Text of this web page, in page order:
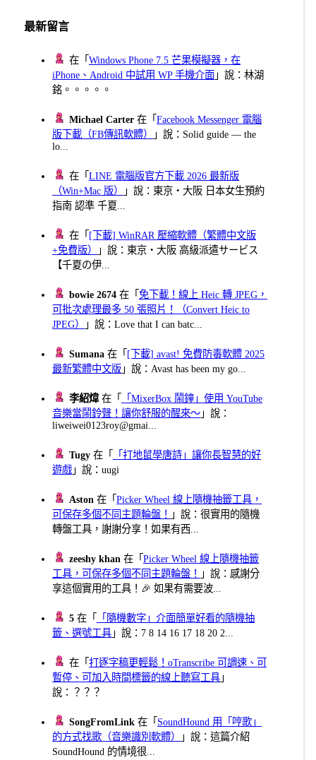
最新留言
在「Windows Phone 7.5 芒果模擬器，在
iPhone、Android 中試用 WP 手機介面 」說：林湖
銘。。。。。
Michael Carter 在「Facebook Messenger 電腦
版下載（FB傳訊軟體）
」說：Solid guide — the
lo...
在「LINE 電腦版官方下載 2026 最新版
（Win+Mac 版）
」說：東京・大阪 日本女生預約
指南 認準 千夏...
在「 [下載] WinRAR 壓縮軟體（繁體中文版
+免費版）
」說：東京・大阪 高級派遣サービス
【千夏の伊...
bowie 2674 在「免下載！線上 Heic 轉 JPEG，
可批次處理最多 50 張照片！（Convert Heic to
JPEG）
」說：Love that I can batc...
Sumana 在「 [下載] avast! 免費防毒軟體 2025
最新繁體中文版 」說：Avast has been my go...
李紹煒在「
「MixerBox 鬧鐘」使用 YouTube
音樂當鬧鈴聲！讓你舒服的醒來～ 」說：
liweiwei0123roy@gmai...
Tugy 在「
「打地鼠學唐詩」讓你長智慧的好
遊戲 」說：uugi
Aston 在「Picker Wheel 線上隨機抽籤工具，
可保存多個不同主題輪盤！
」說：很實用的隨機
轉盤工具，謝謝分享！如果有西...
zeeshy khan 在「Picker Wheel 線上隨機抽籤
工具，可保存多個不同主題輪盤！
」說：感謝分
享這個實用的工具！🎉 如果有需要波...
5 在「
「隨機數字」介面簡單好看的隨機抽
籤、選號工具 」說：7 8 14 16 17 18 20 2...
在「打逐字稿更輕鬆！oTranscribe 可調速、可
暫停、可加入時間標籤的線上聽寫工具 」
說：？？？
SongFromLink 在「 SoundHound 用「哼歌」
的方式找歌（音樂識別軟體）
」說：這篇介紹
SoundHound 的情境很...